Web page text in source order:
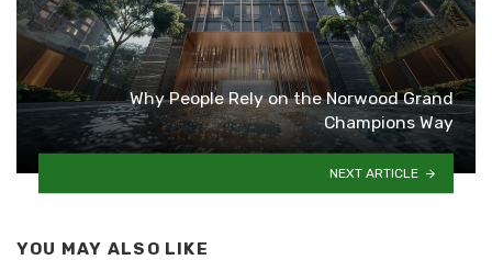
Why People Rely on the Norwood Grand
Champions Way
NEXT ARTICLE
YOU MAY ALSO LIKE